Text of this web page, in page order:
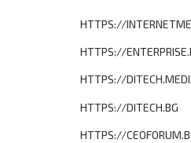
HTTPS://
HTTPS://
HTTPS://
HTTPS://DITECH.BG
HTTPS://